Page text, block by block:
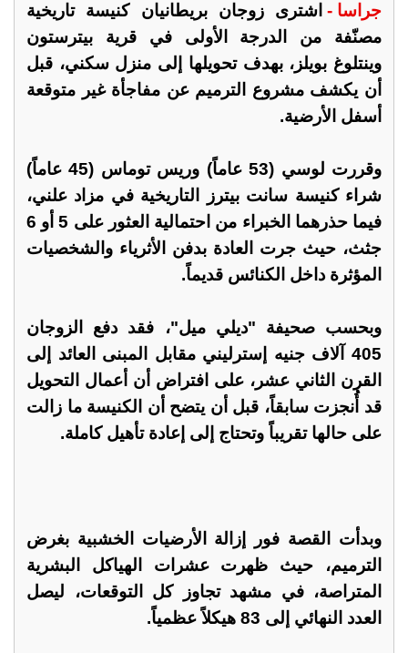
جراسا - اشترى زوجان بريطانيان كنيسة تاريخية
مصنّفة من الدرجة الأولى في قرية بيترستون
وينتلوغ بويلز، بهدف تحويلها إلى منزل سكني، قبل
أن يكشف مشروع الترميم عن مفاجأة غير متوقعة
أسفل الأرضية.
وقررت لوسي (53 عاماً) وريس توماس (45 عاماً)
شراء كنيسة سانت بيترز التاريخية في مزاد علني،
فيما حذرهما الخبراء من احتمالية العثور على 5 أو 6
جثث، حيث جرت العادة بدفن الأثرياء والشخصيات
المؤثرة داخل الكنائس قديماً.
وبحسب صحيفة "ديلي ميل"، فقد دفع الزوجان
405 آلاف جنيه إسترليني مقابل المبنى العائد إلى
القرن الثاني عشر، على افتراض أن أعمال التحويل
قد أُنجزت سابقاً، قبل أن يتضح أن الكنيسة ما زالت
على حالها تقريباً وتحتاج إلى إعادة تأهيل كاملة.
وبدأت القصة فور إزالة الأرضيات الخشبية بغرض
الترميم، حيث ظهرت عشرات الهياكل البشرية
المتراصة، في مشهد تجاوز كل التوقعات، ليصل
العدد النهائي إلى 83 هيكلاً عظمياً.